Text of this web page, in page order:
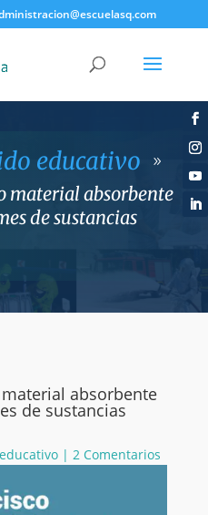
educativo 9
material absorbente
de sustancias
absorbente
de sustancias
| 2 Comentarios